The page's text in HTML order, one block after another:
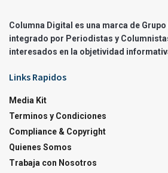
Columna Digital es una marca de
integrado por Periodistas y
interesados en la objetividad
Links Rapidos
Media Kit
Terminos y Condiciones
Compliance & Copyright
Quienes Somos
Trabaja con Nosotros